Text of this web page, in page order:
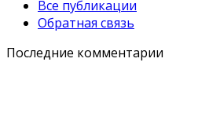
Все публикации
Обратная связь
Последние комментарии